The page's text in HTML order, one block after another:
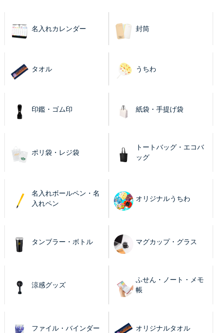
名入れカレンダー 封筒
タオル うちわ
印鑑・ゴム印 紙袋・手提げ袋
ポリ袋・レジ袋
トートバッグ・エコバ
ッグ
名入れボールペン・名
入れペン
オリジナルうちわ
タンブラー・ボトル マグカップ・グラス
涼感グッズ
ふせん・ノート・メモ
帳
ファイル・バインダー オリジナルタオル